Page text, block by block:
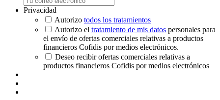
Privacidad
Autorizo todos los tratamientos
Autorizo el tratamiento de mis datos personales para
el envío de ofertas comerciales relativas a productos
financieros Cofidis por medios electrónicos.
Deseo recibir ofertas comerciales relativas a
productos financieros Cofidis por medios electrónicos